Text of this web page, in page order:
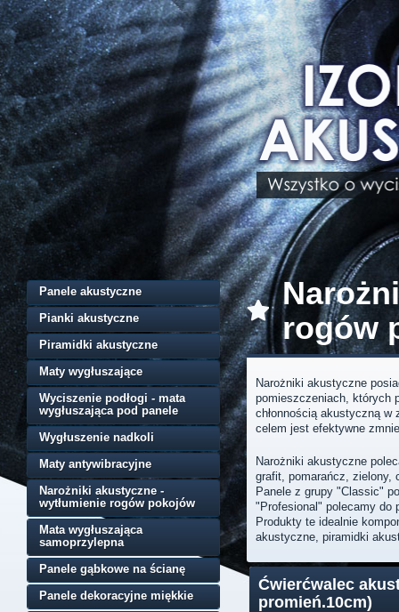
Panele akustyczne
Pianki akustyczne
Piramidki akustyczne
Maty wygłuszające
Wyciszenie podłogi - mata
wygłuszająca pod panele
Wygłuszenie nadkoli
Maty antywibracyjne
Narożniki akustyczne -
wytłumienie rogów pokojów
Mata wygłuszająca
samoprzylepna
Panele gąbkowe na ścianę
Panele dekoracyjne miękkie
rogów
Narożniki akustyczne
pomieszczeniach, których
chłonnością akustyczną
celem jest efektywne
Narożniki akustyczne
grafit, pomarańcz, zielony,
Panele z grupy "Classic"
"Profesional" polecamy do
Produkty te idealnie
akustyczne, piramidki
Ćwierćwalec
promień.10cm)